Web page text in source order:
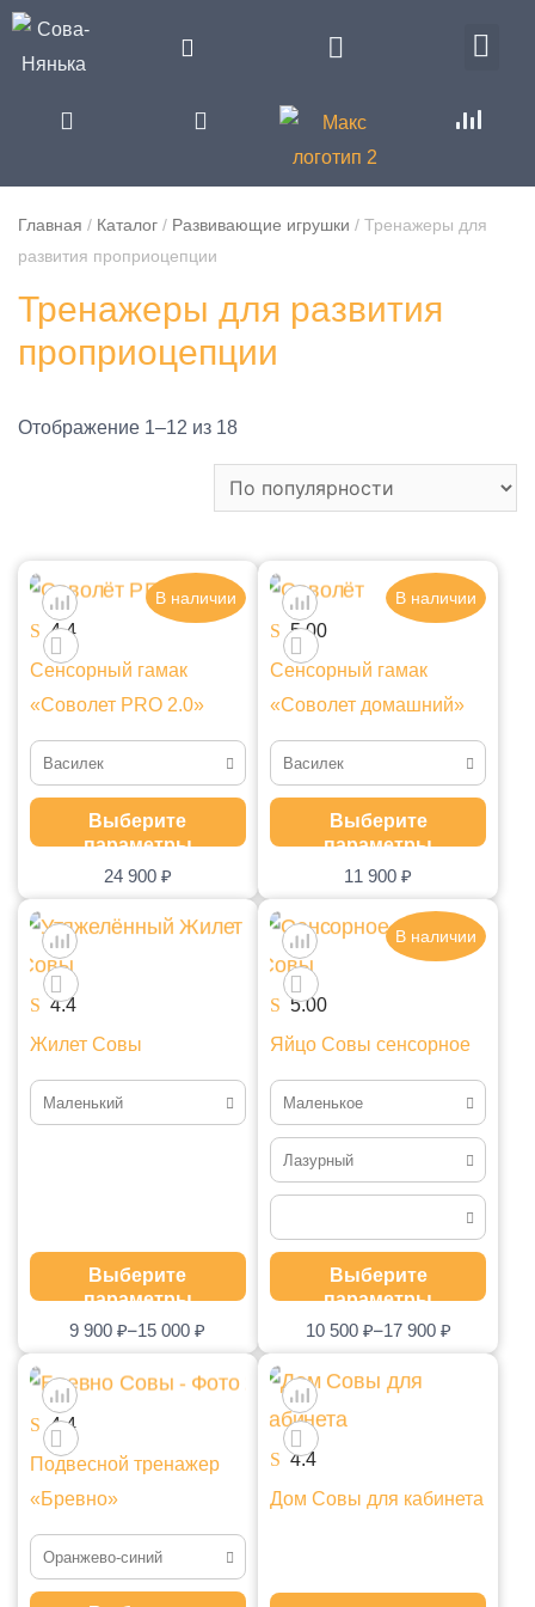
Главная / Каталог/ Развивающие игрушки / Тренажеры для
развития проприоцепции
Тренажеры для развития
проприоцепции
Отображение 1–12 из 18
В наличии
24 900 ₽
4.4
Сенсорный гамак
«Соволет PRO 2.0»
Василек
Василек
Сиреневый
Выберите
параметры
В наличии
11 900₽
5.00
Сенсорный гамак
«Соволет домашний»
Василек
Василек
Серый
Сиреневый
Выберите
параметры
9 900₽–15 000₽
4.4
Жилет Совы
Маленький
БольшойВыберите
параметры
В наличии
10 500 ₽–17 900 ₽
5.00
Яйцо Совы сенсорное
Маленькое
Среднее
Большое
Лазурный
Лазурный
Серый
Не нужен
Выберите
параметры
4.4
Подвесной тренажер
«Бревно»
Оранжево-синий
Зелено-оранжевый
4.4
Дом Совы для кабинета